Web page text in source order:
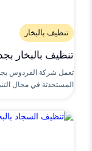
تنظيف بالبخار
تنظيف بالبخار بجدة
تعمل شركة الفردوس
المستحدثة في مجال